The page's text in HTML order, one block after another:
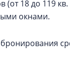
(от 18 до 119
окнами.